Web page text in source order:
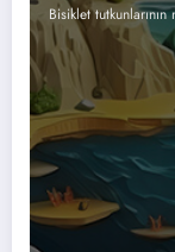
Bisiklet